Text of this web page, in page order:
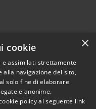
Copyright © 2020 •
×
cookie
e assimilati strettamente
alla navigazione del sito,
solo fine di elaborare
e anonime.
policy al seguente link